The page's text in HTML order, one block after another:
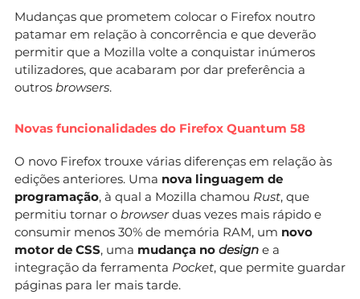
Mudanças que prometem colocar o Firefox noutro
patamar em relação à concorrência e que deverão
permitir que a Mozilla volte a conquistar inúmeros
utilizadores, que acabaram por dar preferência a
outros browsers.
Novas funcionalidades do Firefox Quantum 58
O novo Firefox trouxe várias diferenças em relação às
edições anteriores. Uma nova linguagem de
programação, à qual a Mozilla chamou Rust, que
permitiu tornar o browserduas vezes mais rápido e
consumir menos 30% de memória RAM, um novo
motor de CSS, uma mudança no design e a
integração da ferramenta Pocket, que permite guardar
páginas para ler mais tarde.